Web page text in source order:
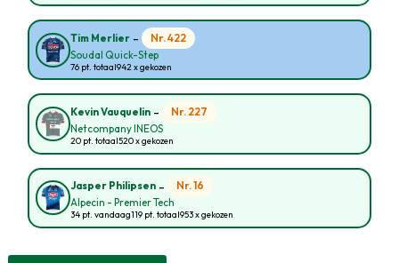
Tim Merlier - Nr. 422
Soudal Quick-Step
76 pt. totaal942 x gekozen
Kevin Vauquelin - Nr. 227
Netcompany INEOS
20 pt. totaal520 x gekozen
Jasper Philipsen - Nr. 16
Alpecin - Premier Tech
34 pt. vandaag119 pt. totaal953 x gekozen